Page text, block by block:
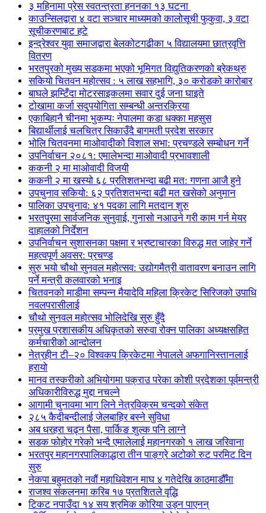
३ महिनामा प्रेस स्वतन्त्रता हननका १३ घटना
काउन्सिलद्वारा ४ वटा सञ्चार माध्यमको कालोसूची फुकुवा, ३ वटा
सूचीकरणबाट हटे
इन्द्रेश्वर युवा समाजद्वारा बेलकोटगढीका ५ विद्यालयमा छात्रवृत्ति
वितरण
भरतपुरको मुख्य सडकमा भएको भूमिगत विद्युतिकरणको ब्रेकथ्रु
सकियो चितवन महोत्सव : ५ लाख सहभागि, ३० करोडको कारोबार
बाघले झम्टिँदा मोटरसाइकलमा सवार दुई जना घाइते
टोखामा कर्जा सदुपयोगिता सम्बन्धी अन्तरक्रिया
एकाबिहानै चीनमा भुकम्पः नेपालमा कडा धक्का महसुस
बिद्यार्थीलाई चलचित्र सिकाउँदै बागमती प्रदेश सरकार
भोलि चितवनमा माओवादीको विशाल सभा: प्रचण्डले सम्बोधन गर्ने
उपनिर्वाचन २०८१: एमालेभन्दा माओवादी प्रभावशाली
ककनी २ मा माओवादी विजयी
ककनी २ मा खस्यो ६८ प्रतिशतभन्दा बढी मत: गणना आजै हुने
उपचुनाव सकियो: ६२ प्रतिशतभन्दा बढी मत खसेको अनुमान
पालिका उपचुनाव: ४१ पदका लागि मतदान शुरु
भरतपुुरमा सार्वजनिक सुनुवाई, गुनासो नआउने गरी काम गर्न मेयर
दाहालको निर्देशन
उपनिर्वाचन सुशासनका पक्षमा र भ्रष्टाचारका विरुद्ध मत जाहेर गर्ने
महत्वपूर्ण अवसर: प्रचण्ड
सुरु भयो चौथो सुनवल महोत्सव: उद्योगमैत्री वातावरण बनाउन लागि
पर्ने मन्त्री कलवारको भनाइ
चितवनको माडीमा सम्पन्न मैयादेवि महिला क्रिकेट सिरिजको उपाधि
नवलपरासीलाई
चौथो सुनवल महोत्सव भोलिदेखि सुरु हुँदै
प्रमुख प्रशासकीय अधिकृतको सरुवा रोक्न पालिका अध्यक्षसहित
कर्मचारीको आन्दोलन
नेत्रहीन टी–२० विश्वकप क्रिकेटमा नेपालले अफगानिस्तानलाई
हरायो
मानव तस्करीको अभियोगमा पक्राउ परेका कोशी प्रदेशका पूर्वमन्त्री
अधिकारीविरुद्ध मुद्दा नचल्ने
आगामी चुनावमा भाग लिने नेत्रविक्रम चन्दको संकेत
२८५ कैदीबन्दीलाई जेलबाहिर बस्ने सुविधा
अब धरहरा चढ्न पैसा, पार्किङ शुल्क पनि लाग्ने
सडक फोहोर गरेको भन्दै एमालेलाई महानगरको १ लाख जरिवाना
भरतपुर महानगरपालिकाद्धारा तीन पाङ्ग्रे अटोको रुट परमिट दिन
सुरु
नेकपा बहुमतको नवौं महाधिवेशन माघ ४ गतेदेखि काठमाडौँमा
राजश्व संकलनमा करिब १७ प्रतशितले वृद्धि
टिकट नपाउँदा १४ सय श्रमिक कोरिया उड्न पाएनन्